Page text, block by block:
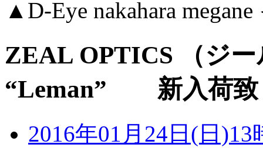
▲D-Eye nakahara
ZEAL OPTICS （ジ
“Leman” 新入荷致
2016年01月24日(日)13